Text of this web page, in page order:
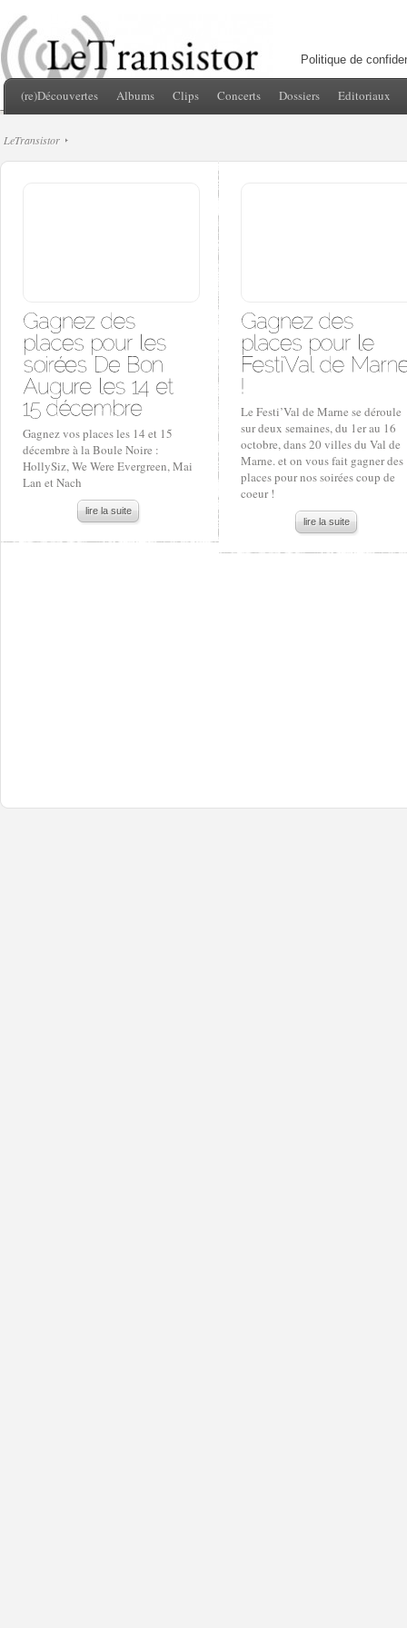
Politique de
(re)Découvertes Albums Clips Concerts Dossiers Editoriaux
LeTransistor
Gagnez vos places les 14 et 15
décembre à la Boule Noire :
HollySiz, We Were Evergreen, Mai
Lan et Nach
lire la suite
Le Festi’Val de Marne se déroule
sur deux semaines, du 1er au 16
octobre, dans 20 villes du Val de
Marne. et on vous fait gagner des
places pour nos soirées coup de
coeur !
lire la suite